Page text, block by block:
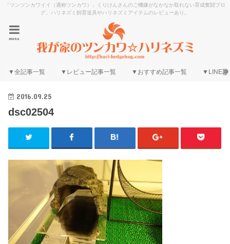
「ツンツンカワイイ（通称ツンカワ）」くりけんさんのご機嫌がなかなか取れない育成奮闘ブロ
グ。ハリネズミ飼育道具やハリネズミアイテムのレビューあり。
menu
▼全記事一覧 ▼レビュー記事一覧 ▼おすすめ記事一覧 ▼LINE@
2016.09.25
dsc02504